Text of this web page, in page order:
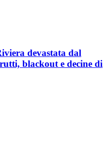
devastata dal
blackout e decine di